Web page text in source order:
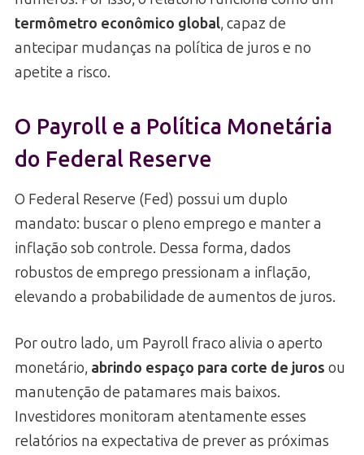
termômetro econômico global, capaz de
antecipar mudanças na política de juros e no
apetite a risco.
O Payroll e a Política Monetária
do Federal Reserve
O Federal Reserve (Fed) possui um duplo
mandato: buscar o pleno emprego e manter a
inflação sob controle. Dessa forma, dados
robustos de emprego pressionam a inflação,
elevando a probabilidade de aumentos de juros.
Por outro lado, um Payroll fraco alivia o aperto
monetário, abrindo espaço para corte de juros ou
manutenção de patamares mais baixos.
Investidores monitoram atentamente esses
relatórios na expectativa de prever as próximas